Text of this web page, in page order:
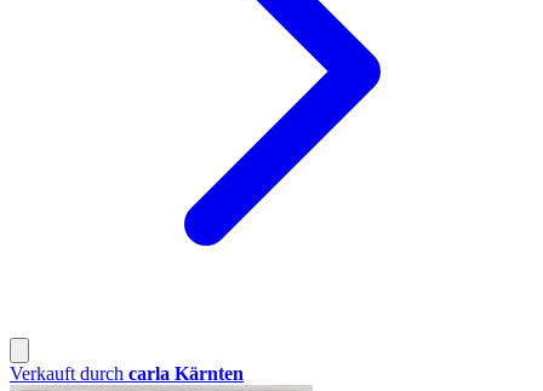
Verkauft durch carla Kärnten